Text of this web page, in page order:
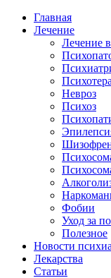
Главная
Лечение
Лечение
Невроз
Психоз
Фобии
Уход за
Полезное
Новости
Лекарства
Статьи